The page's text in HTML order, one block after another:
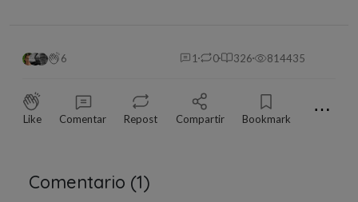
6 1 0 326 814435
Like Comentar Repost Compartir Bookmark ⋯
Comentario (1)